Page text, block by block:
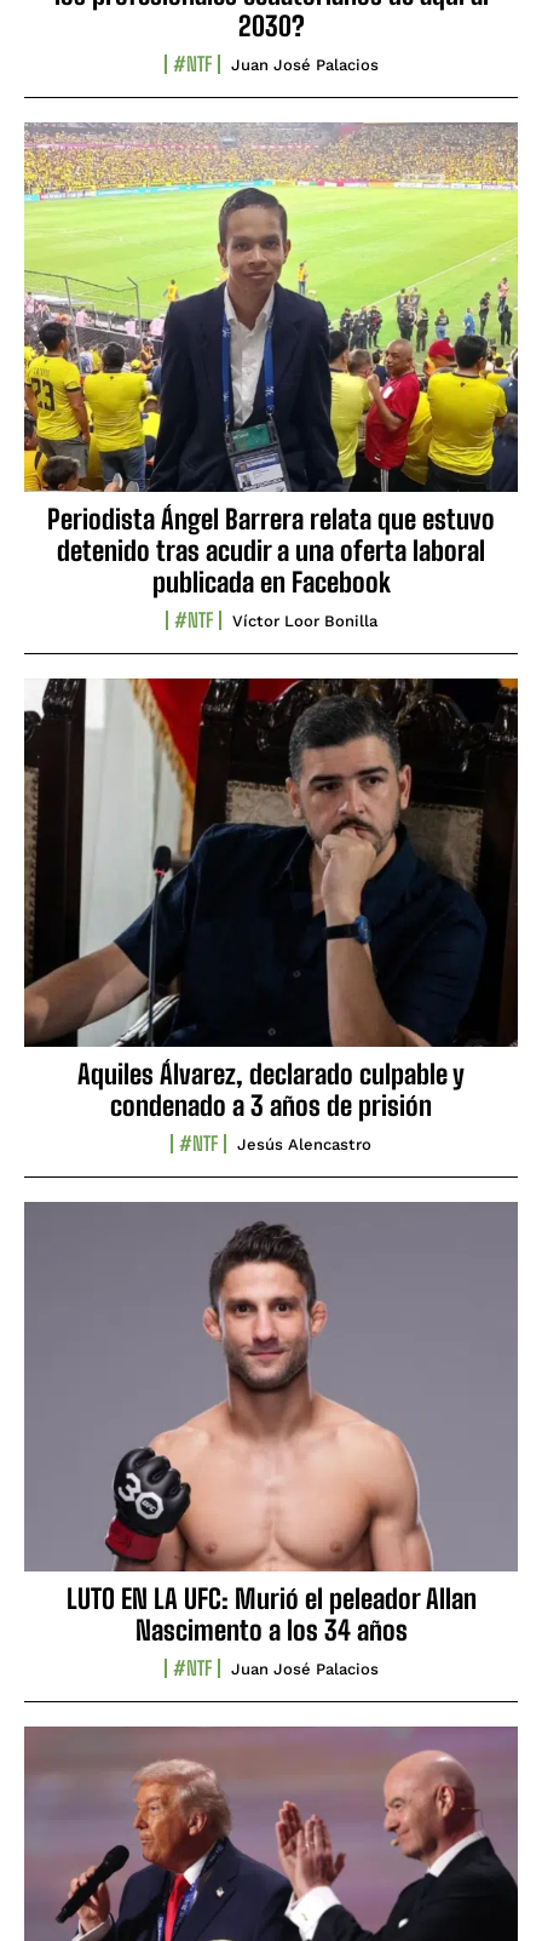
2030?
#NTF Juan José Palacios
Periodista Ángel Barrera relata que estuvo
detenido tras acudir a una oferta laboral
publicada en Facebook
#NTF Víctor Loor Bonilla
Aquiles Álvarez, declarado culpable y
condenado a 3 años de prisión
#NTF Jesús Alencastro
LUTO EN LA UFC: Murió el peleador Allan
Nascimento a los 34 años
#NTF Juan José Palacios